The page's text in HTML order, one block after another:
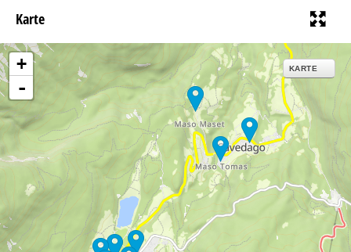
Karte
+
-
KARTE